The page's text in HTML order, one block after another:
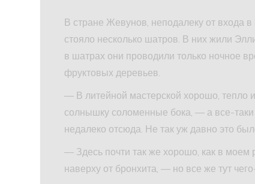
В стране Жевунов, неподалеку от входа
стояло несколько шатров. В них жили
в шатрах они проводили только ночное
фруктовых деревьев.
— В литейной мастерской хорошо, тепло
солнышку соломенные бока, — а все-
недалеко отсюда. Не так уж давно это
— Здесь почти так же хорошо, как в
наверху от бронхита, — но все же тут